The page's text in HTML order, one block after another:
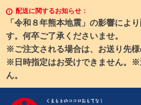
配送に関するお知らせ：
「令和８年熊本地震」の影響によ
す。何卒ご了承くださいませ。
※ご注文される場合は、お送り先様
※日時指定はお受けできません。
ん。